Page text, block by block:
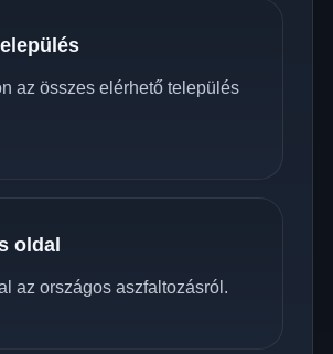
az összes elérhető település
oldal
az országos aszfaltozásról.